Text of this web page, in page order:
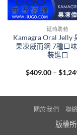
延時助勃
Kamagra Oral Jelly
果凍威而鋼 7種口
裝進口
$409.00 – $
關於我們 聯
版權